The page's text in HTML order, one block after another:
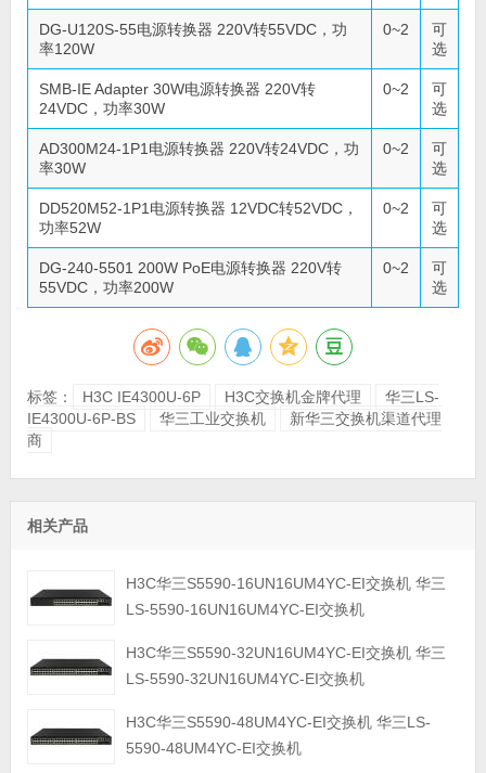
DG-U120S-55电源转换器 220V转55VDC，功
率120W
0~2
可
选
SMB-IE Adapter 30W电源转换器 220V转
24VDC，功率30W
0~2
可
选
AD300M24-1P1电源转换器 220V转24VDC，功
率30W
0~2
可
选
DD520M52-1P1电源转换器 12VDC转52VDC，
功率52W
0~2
可
选
DG-240-5501 200W PoE电源转换器 220V转
55VDC，功率200W
0~2
可
选
标签： H3C IE4300U-6P H3C交换机金牌代理
华三LS-
IE4300U-6P-BS
华三工业交换机
新华三交换机渠道代理
商
相关产品
H3C华三S5590-16UN16UM4YC-EI交换机 华三
LS-5590-16UN16UM4YC-EI交换机
H3C华三S5590-32UN16UM4YC-EI交换机 华三
LS-5590-32UN16UM4YC-EI交换机
H3C华三S5590-48UM4YC-EI交换机 华三LS-
5590-48UM4YC-EI交换机